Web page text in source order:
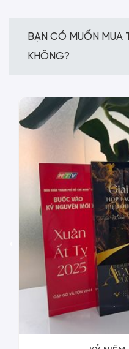
BẠN CÓ MUỐN MUA
KHÔNG?